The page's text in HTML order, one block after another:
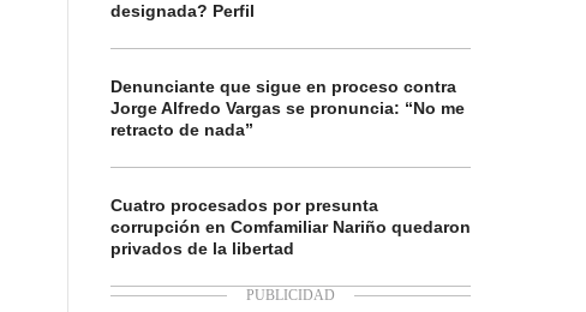
designada? Perfil
Denunciante que sigue en proceso contra
Jorge Alfredo Vargas se pronuncia: “No me
retracto de nada”
Cuatro procesados por presunta
corrupción en Comfamiliar Nariño quedaron
privados de la libertad